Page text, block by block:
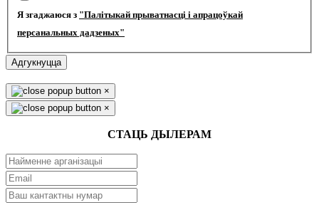
Я згаджаюся з "Палітыкай прыватнасці і апрацоўкай
персанальных дадзеных"
Адгукнуцца
×
×
СТАЦЬ ДЫЛЕРАМ